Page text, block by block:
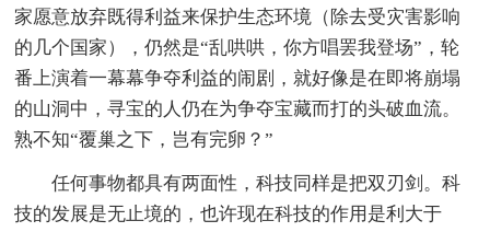
家愿意放弃既得利益来保护生态环境（除去受灾害影响
的几个国家），仍然是“乱哄哄，你方唱罢我登场”，轮
番上演着一幕幕争夺利益的闹剧，就好像是在即将崩塌
的山洞中，寻宝的人仍在为争夺宝藏而打的头破血流。
熟不知“覆巢之下，岂有完卵？”
任何事物都具有两面性，科技同样是把双刃剑。科
技的发展是无止境的，也许现在科技的作用是利大于